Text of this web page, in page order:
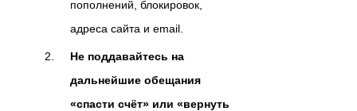
пополнений, блокировок,
адреса сайта и email.
Не поддавайтесь на
дальнейшие обещания
«спасти счёт» или «вернуть